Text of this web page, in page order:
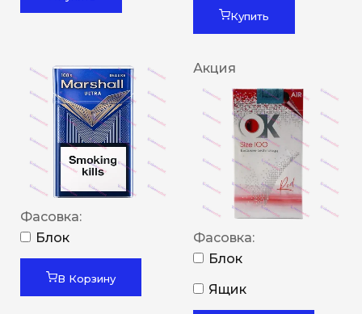
Купить
Фасовка:
Блок
В Корзину
Акция
Фасовка:
Блок
Ящик